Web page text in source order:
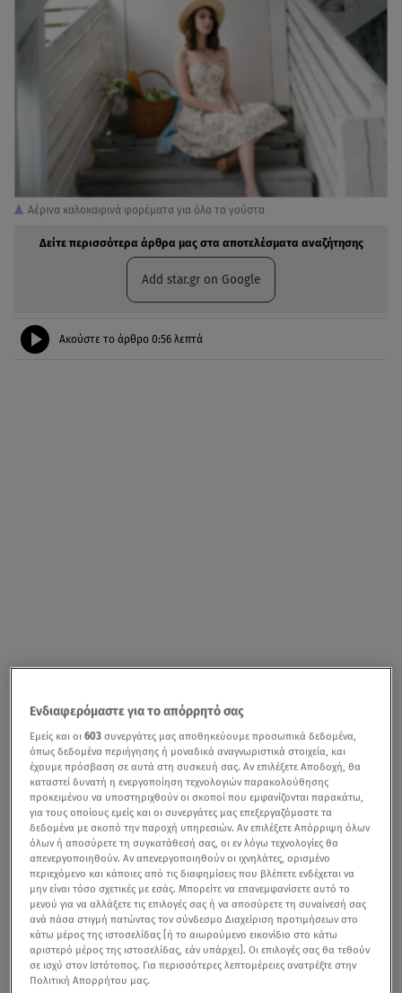
Αέρινα καλοκαιρινά φορέματα για όλα τα γούστα
Δείτε περισσότερα άρθρα μας στα αποτελέσματα αναζήτησης
Add star.gr on Google
Ακούστε το άρθρο 0:56 λεπτά
Ενδιαφερόμαστε για το απόρρητό σας
Εμείς και οι603 συνεργάτες μας αποθηκεύουμε προσωπικά δεδομένα,
όπως δεδομένα περιήγησης ή μοναδικά αναγνωριστικά στοιχεία, και
έχουμε πρόσβαση σε αυτά στη συσκευή σας. Αν επιλέξετε Αποδοχή, θα
καταστεί δυνατή η ενεργοποίηση τεχνολογιών παρακολούθησης
προκειμένου να υποστηριχθούν οι σκοποί που εμφανίζονται παρακάτω,
για τους οποίους εμείς και οι συνεργάτες μας επεξεργαζόμαστε τα
δεδομένα με σκοπό την παροχή υπηρεσιών. Αν επιλέξετε Απόρριψη όλων
όλων ή αποσύρετε τη συγκατάθεσή σας, οι εν λόγω τεχνολογίες θα
απενεργοποιηθούν. Αν απενεργοποιηθούν οι ιχνηλάτες, ορισμένο
περιεχόμενο και κάποιες από τις διαφημίσεις που βλέπετε ενδέχεται να
μην είναι τόσο σχετικές με εσάς. Μπορείτε να επανεμφανίσετε αυτό το
μενού για να αλλάξετε τις επιλογές σας ή να αποσύρετε τη συναίνεσή σας
ανά πάσα στιγμή πατώντας τον σύνδεσμο Διαχείριση προτιμήσεων στο
κάτω μέρος της ιστοσελίδας [ή το αιωρούμενο εικονίδιο στο κάτω
αριστερό μέρος της ιστοσελίδας, εάν υπάρχει]. Οι επιλογές σας θα τεθούν
σε ισχύ στον Ιστότοπος. Για περισσότερες λεπτομέρειες ανατρέξτε στην
Πολιτική Απορρήτου μας.